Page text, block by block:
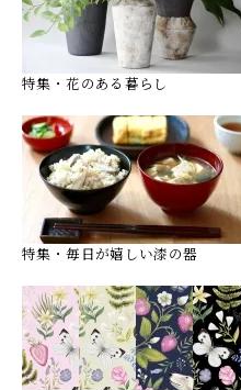
特集・花のある暮らし
特集・毎日が嬉しい漆の器